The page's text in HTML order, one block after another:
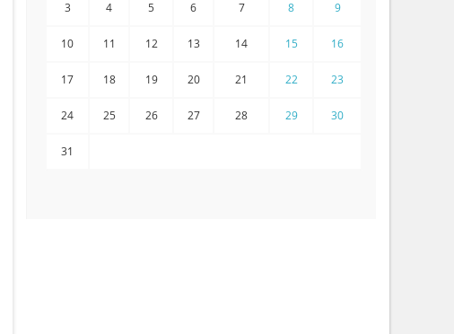
3 4 5 6 7 8 9
10 11 12 13 14 15 16
17 18 19 20 21 22 23
24 25 26 27 28 29 30
31